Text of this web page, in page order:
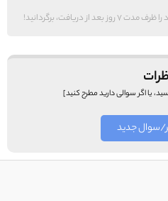
دریافت، برگردانید!
یا اگر سوالی دارید مطرح کنید]
سوال جدید